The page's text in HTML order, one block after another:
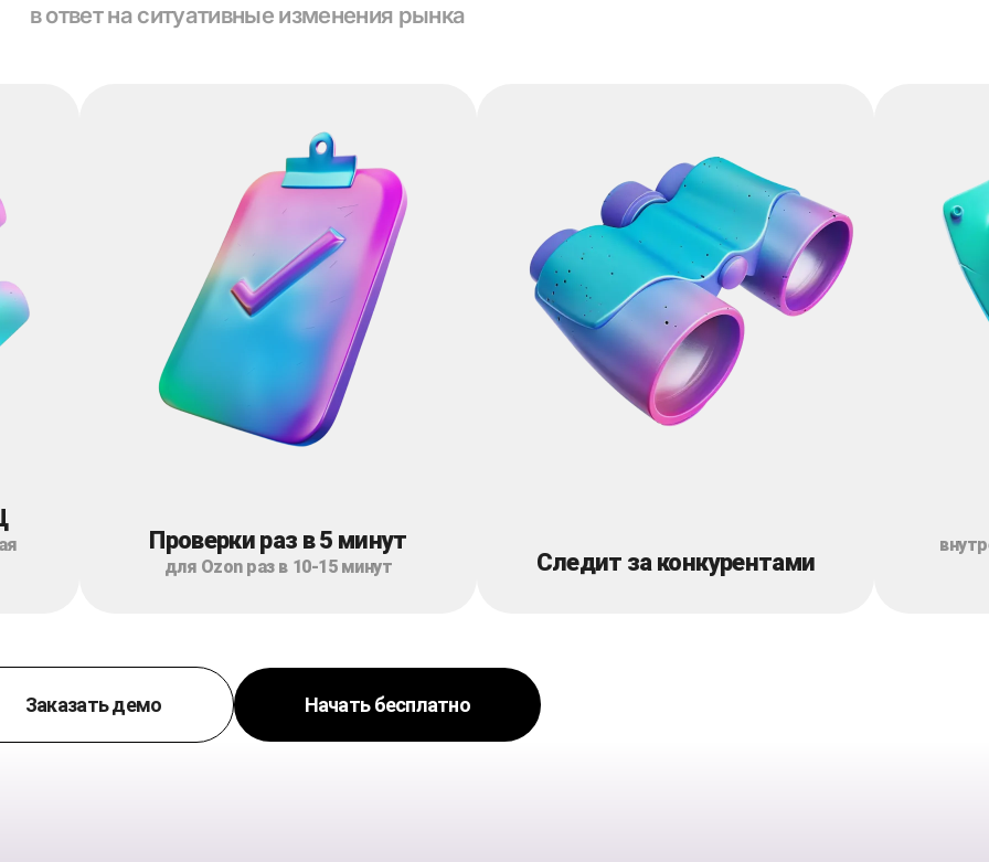
в ответ на ситуативные изменения рынка
Проверки раз в 5 минут
для Ozon раз в 10-15 минут Следит за конкурентами
Заказать демо Начать бесплатно